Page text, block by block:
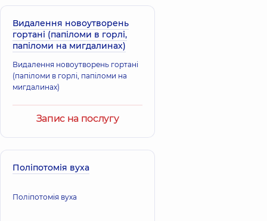
Видалення новоутворень
гортані (папіломи в горлі,
папіломи на мигдалинах)
Видалення новоутворень гортані
(папіломи в горлі, папіломи на
мигдалинах)
Запис на послугу
Поліпотомія вуха
Поліпотомія вуха